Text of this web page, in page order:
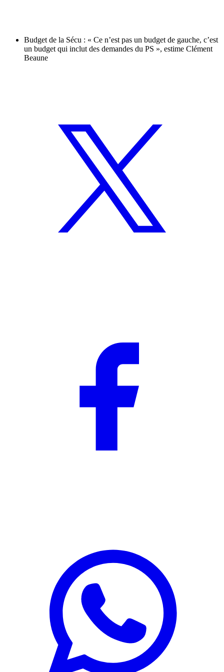
Budget de la Sécu : « Ce n’est pas un budget de gauche, c’est
un budget qui inclut des demandes du PS », estime Clément
Beaune